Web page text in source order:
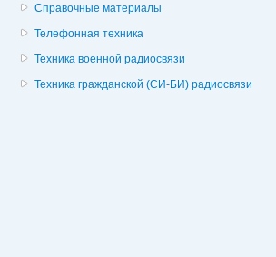
Справочные материалы
Телефонная техника
Техника военной радиосвязи
Техника гражданской (СИ-БИ) радиосвязи